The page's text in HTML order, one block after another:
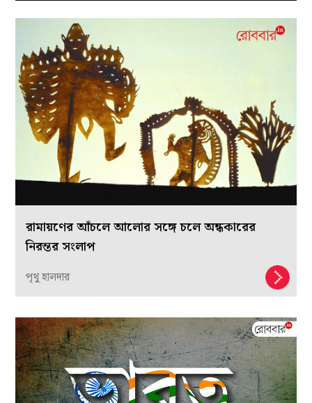
রামায়ণের আঁচলে আলোর সঙ্গে চলে অন্ধকারের
নিরন্তর সংলাপ
পৃথু হালদার